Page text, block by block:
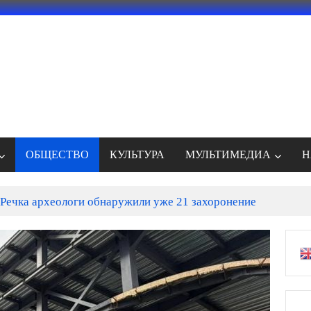
ОБЩЕСТВО КУЛЬТУРА МУЛЬТИМЕДИА
археологи обнаружили уже 21 захоронение